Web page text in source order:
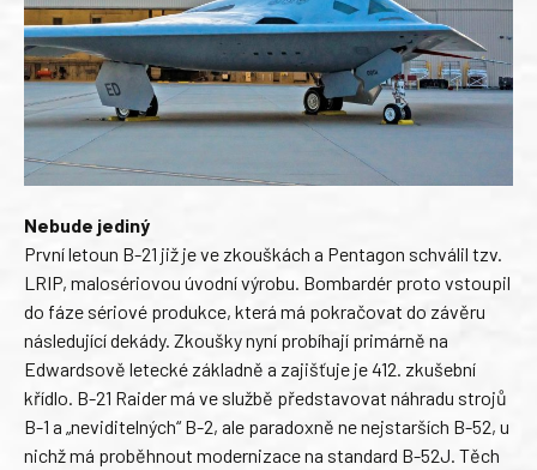
Nebude jediný
První letoun B-21 již je ve zkouškách a Pentagon schválil tzv.
LRIP, malosériovou úvodní výrobu. Bombardér proto vstoupil
do fáze sériové produkce, která má pokračovat do závěru
následující dekády. Zkoušky nyní probíhají primárně na
Edwardsově letecké základně a zajišťuje je 412. zkušební
křídlo. B-21 Raider má ve službě představovat náhradu strojů
B-1 a „neviditelných“ B-2, ale paradoxně ne nejstarších B-52, u
nichž má proběhnout modernizace na standard B-52J. Těch